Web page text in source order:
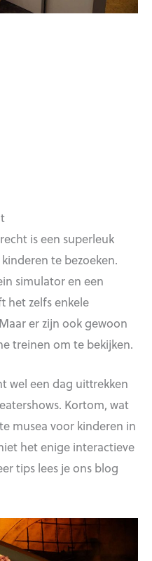
is een superleuk
te bezoeken.
simulator en een
het zelfs enkele
er zijn ook gewoon
treinen om te bekijken.
wel een dag uittrekken
Kortom, wat
musea voor kinderen in
het enige interactieve
tips lees je ons blog